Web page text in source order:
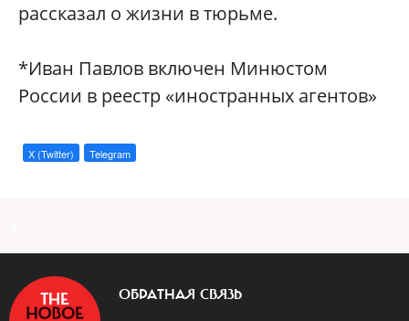
рассказал о жизни в тюрьме.
*Иван Павлов включен Минюстом
России в реестр «иностранных агентов»
X (Twitter) Telegram
ОБРАТНАЯ СВЯЗЬ